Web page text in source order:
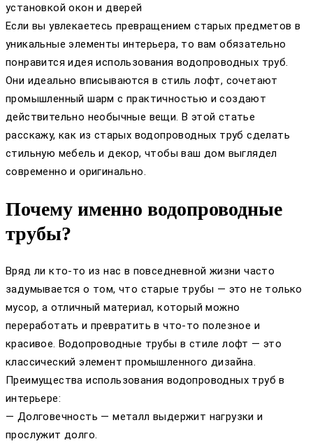
установкой окон и дверей
Если вы увлекаетесь превращением старых предметов в
уникальные элементы интерьера, то вам обязательно
понравится идея использования водопроводных труб.
Они идеально вписываются в стиль лофт, сочетают
промышленный шарм с практичностью и создают
действительно необычные вещи. В этой статье
расскажу, как из старых водопроводных труб сделать
стильную мебель и декор, чтобы ваш дом выглядел
современно и оригинально.
Почему именно водопроводные
трубы?
Вряд ли кто-то из нас в повседневной жизни часто
задумывается о том, что старые трубы — это не только
мусор, а отличный материал, который можно
переработать и превратить в что-то полезное и
красивое. Водопроводные трубы в стиле лофт — это
классический элемент промышленного дизайна.
Преимущества использования водопроводных труб в
интерьере:
— Долговечность — металл выдержит нагрузки и
прослужит долго.